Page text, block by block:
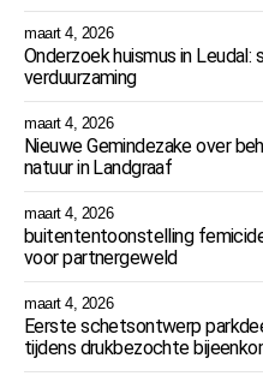
maart 4, 2026
Onderzoek huismus in Leudal:
verduurzaming
maart 4, 2026
Nieuwe Gemindezake over
natuur in Landgraaf
maart 4, 2026
buitententoonstelling
voor partnergeweld
maart 4, 2026
Eerste schetsontwerp
tijdens drukbezochte